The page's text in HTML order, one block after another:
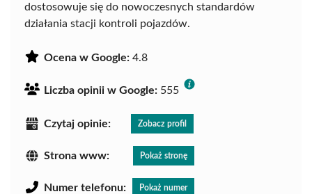
dostosowuje się do nowoczesnych standardów
działania stacji kontroli pojazdów.
Ocena w Google: 4.8
Liczba opinii w Google: 555
Czytaj opinie: Zobacz profil
Strona www: Pokaż stronę
Numer telefonu: Pokaż numer